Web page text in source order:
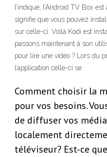
l’indique, l’Android TV Box
signifie que vous pouvez
sur celle-ci. Voilà Kodi est
passons maintenant à son
pour lire une vidéo ? Lors du
l’application celle-ci se
Comment choisir la
pour vos besoins.
de diffuser vos
localement
téléviseur? Est-ce